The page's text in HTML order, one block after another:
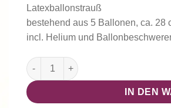
Latexballonstrauß
bestehend aus 5 Ballonen, ca. 28
incl. Helium und
Latexballonstrauß Menge
IN DEN